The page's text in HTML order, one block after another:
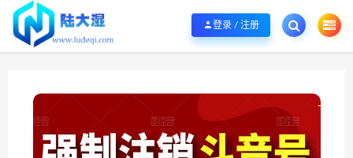
欢迎您光临陆大湿，本站秉承服务宗旨 履行“站长”责任，销售只是起点 服务永无
登录 / 注册